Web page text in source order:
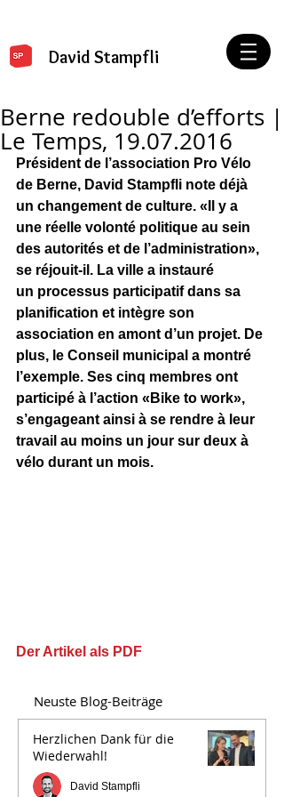
David Stampfli
Berne redouble d’efforts |
Le Temps, 19.07.2016
Président de l’association Pro Vélo
de Berne, David Stampfli note déjà
un changement de culture. «Il y a
une réelle volonté politique au sein
des autorités et de l’administration»,
se réjouit-il. La ville a instauré
un processus participatif dans sa
planification et intègre son
association en amont d’un projet. De
plus, le Conseil municipal a montré
l’exemple. Ses cinq membres ont
participé à l’action «Bike to work»,
s’engageant ainsi à se rendre à leur
travail au moins un jour sur deux à
vélo durant un mois.
Der Artikel als PDF
Neuste Blog-Beiträge
Herzlichen Dank für die
Wiederwahl!
David Stampfli